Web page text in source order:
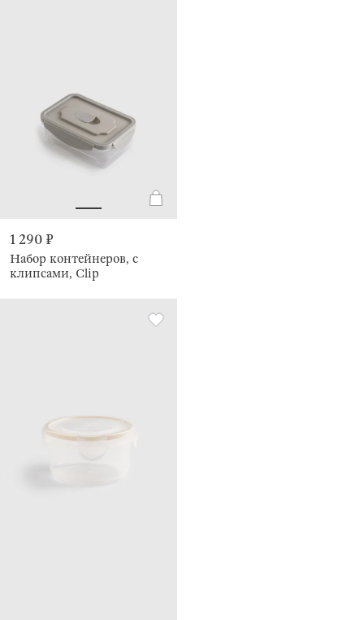
1 290 ₽
Набор контейнеров, с
клипсами, Clip